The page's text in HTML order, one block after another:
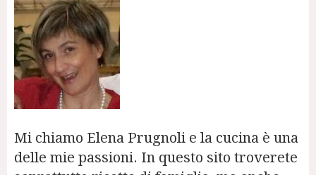
Mi chiamo Elena Prugnoli e la cucina è una
delle mie passioni. In questo sito troverete